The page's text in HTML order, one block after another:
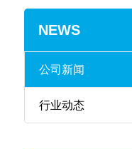
NEWS
公司新闻
行业动态